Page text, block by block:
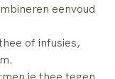
eenvoud
of infusies,